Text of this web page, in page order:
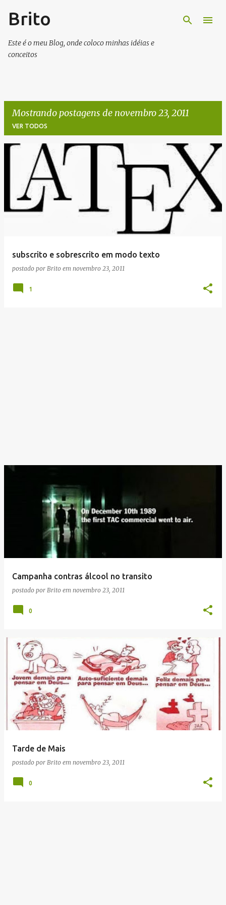
Brito
Este é o meu Blog, onde coloco minhas idéias e
conceitos
Mostrando postagens de novembro 23, 2011
VER TODOS
a
subscrito e sobrescrito em modo texto
postado por Brito em novembro 23, 2011
1
Campanha contras álcool no transito
postado por Brito em novembro 23, 2011
0
Tarde de Mais
postado por Brito em novembro 23, 2011
0